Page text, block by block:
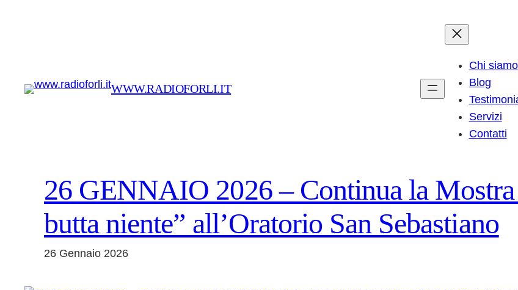
WWW.RADIOFORLI.IT
Chi siamo
Blog
Servizi
Contatti
26 GENNAIO 2026 – Continua la
butta niente” all’Oratorio San Sebastiano
26 Gennaio 2026